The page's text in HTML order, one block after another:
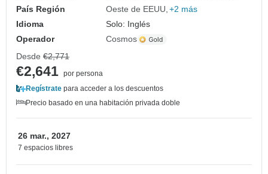
País Región
Oeste de EEUU +2 más
Idioma
Solo: Inglés
Operador
Cosmos
Desde €2,771
€2,641 por persona
Regístrate para acceder a los descuentos
Precio basado en una habitación privada doble
26 mar., 2027
7 espacios libres